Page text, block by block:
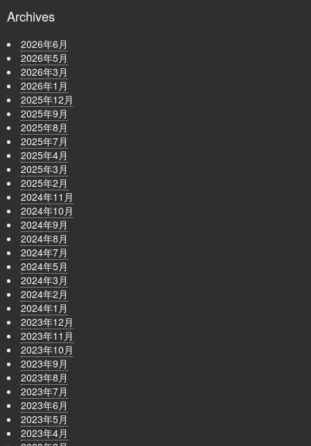
Archives
2026年6月
2026年5月
2026年3月
2026年1月
2025年12月
2025年9月
2025年8月
2025年7月
2025年4月
2025年3月
2025年2月
2024年11月
2024年10月
2024年9月
2024年8月
2024年7月
2024年5月
2024年3月
2024年2月
2024年1月
2023年12月
2023年11月
2023年10月
2023年9月
2023年8月
2023年7月
2023年6月
2023年5月
2023年4月